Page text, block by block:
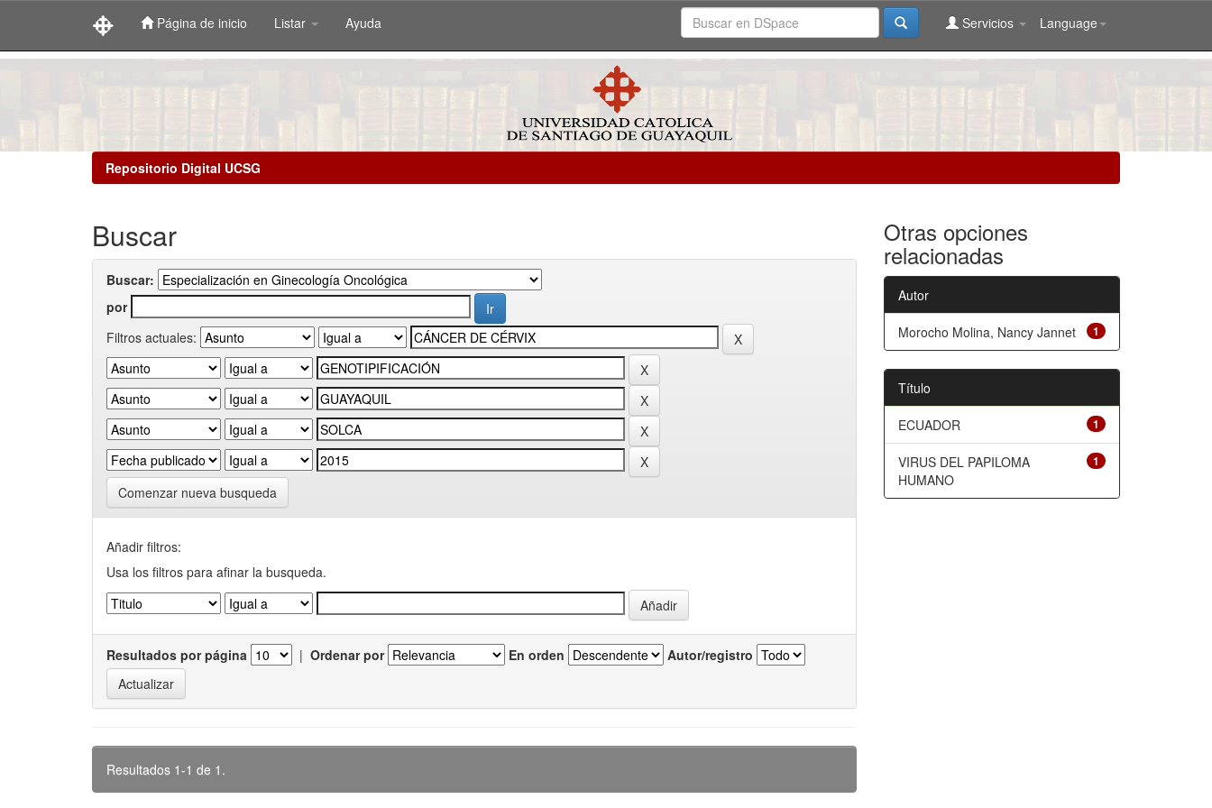
Página de inicio Listar Ayuda Language
Servicios
Repositorio Digital UCSG
Buscar
Buscar:
por
Filtros actuales:
Comenzar nueva busqueda
Añadir filtros:
Usa los filtros para afinar la busqueda.
Resultados por página | Ordenar por En orden Autor/registro
Resultados 1-1 de 1.
Otras opciones
relacionadas
Autor
1
Morocho Molina, Nancy Jannet
Título
1
ECUADOR
1
VIRUS DEL PAPILOMA
HUMANO